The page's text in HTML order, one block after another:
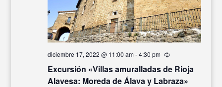
Excursión «Villas amuralladas de Rioja
Alavesa: Moreda de Álava y Labraza»
diciembre 17, 2022 @ 11:00 am-4:30 pm Recurrente